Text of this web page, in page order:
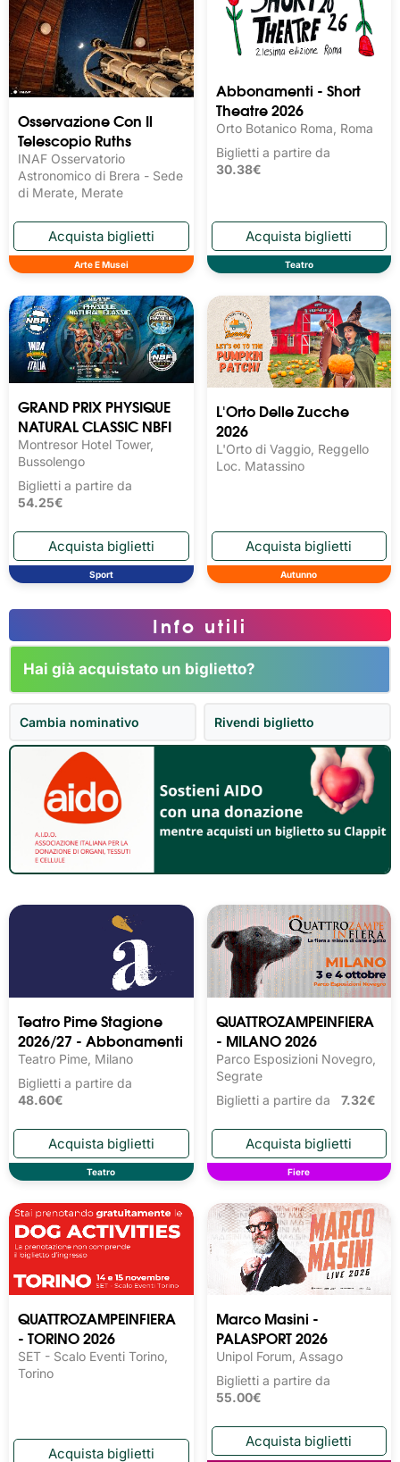
Osservazione Con Il
Telescopio Ruths
INAF Osservatorio
Astronomico di Brera - Sede
di Merate, Merate
Arte E Musei
Abbonamenti - Short
Theatre 2026
Orto Botanico Roma, Roma
Biglietti a partire da
30.38€
Teatro
GRAND PRIX PHYSIQUE
NATURAL CLASSIC NBFI
Montresor Hotel Tower,
Bussolengo
Biglietti a partire da
54.25€
Sport
L'Orto Delle Zucche
2026
L'Orto di Vaggio, Reggello
Loc. Matassino
Autunno
Teatro Pime Stagione
2026/27 - Abbonamenti
Teatro Pime, Milano
Biglietti a partire da
48.60€
Teatro
QUATTROZAMPEINFIERA
- MILANO 2026
Parco Esposizioni Novegro,
Segrate
Biglietti a partire da 7.32€
Fiere
QUATTROZAMPEINFIERA
- TORINO 2026
SET - Scalo Eventi Torino,
Torino
Marco Masini -
PALASPORT 2026
Unipol Forum, Assago
Biglietti a partire da
55.00€
Info utili
Hai già acquistato un biglietto?
Cambia nominativo Rivendi biglietto